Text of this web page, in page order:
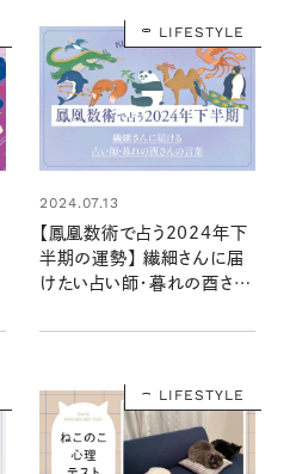
LIFESTYLE
2024.07.13
【鳳凰数術で占う2024年下
半期の運勢】 繊細さんに届
けたい占い師・暮れの酉さん
LIFESTYLE